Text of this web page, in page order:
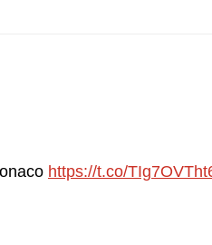
https://t.co/